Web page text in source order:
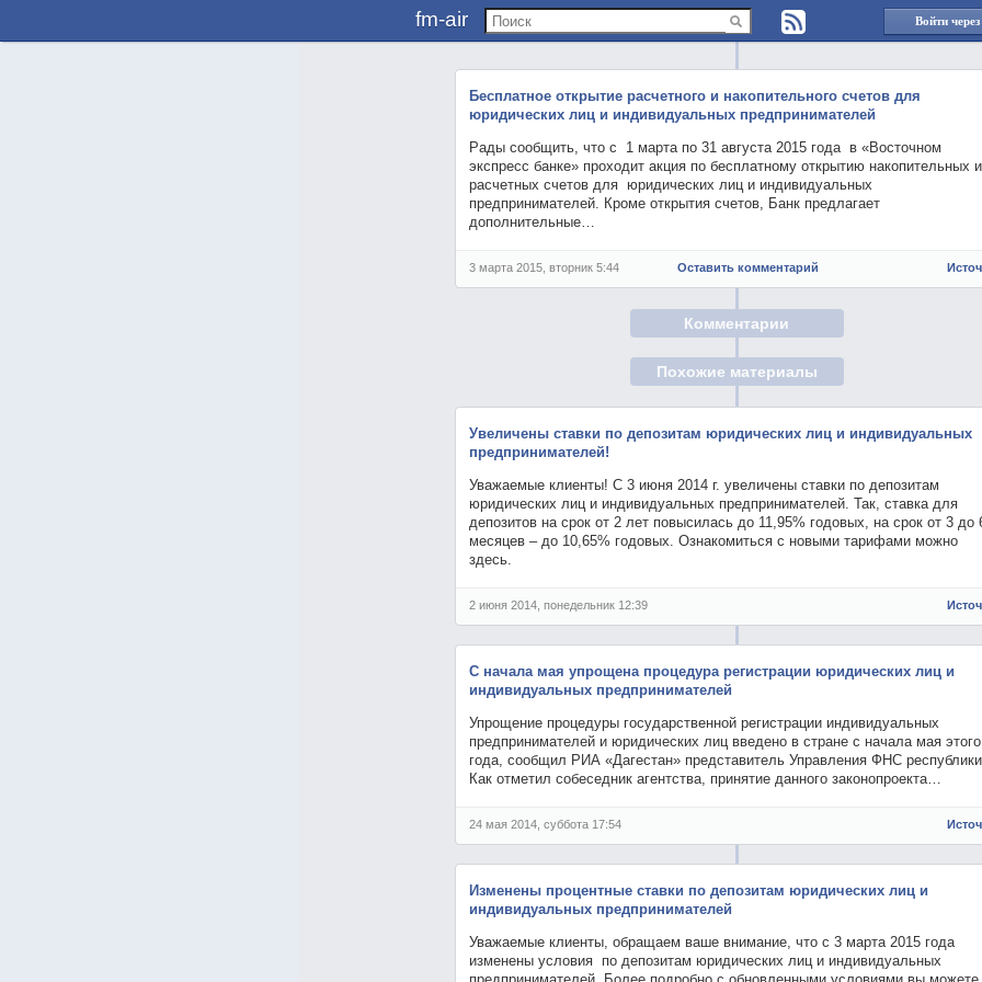
fm-air Войти
Бесплатное открытие расчетного и накопительного счетов для
юридических лиц и индивидуальных предпринимателей
Рады сообщить, что с 1 марта по 31 августа 2015 года в «Восточном
экспресс банке» проходит акция по бесплатному открытию накопительных и
расчетных счетов для юридических лиц и индивидуальных
предпринимателей. Кроме открытия счетов, Банк предлагает
дополнительные…
3 марта 2015, вторник 5:44 Оставить комментарий
Комментарии
Похожие материалы
Увеличены ставки по депозитам юридических лиц и индивидуальных
предпринимателей!
Уважаемые клиенты! С 3 июня 2014 г. увеличены ставки по депозитам
юридических лиц и индивидуальных предпринимателей. Так, ставка для
депозитов на срок от 2 лет повысилась до 11,95% годовых, на срок от 3 до
месяцев – до 10,65% годовых. Ознакомиться с новыми тарифами можно
здесь.
2 июня 2014, понедельник 12:39
С начала мая упрощена процедура регистрации юридических лиц и
индивидуальных предпринимателей
Упрощение процедуры государственной регистрации индивидуальных
предпринимателей и юридических лиц введено в стране с начала мая этого
года, сообщил РИА «Дагестан» представитель Управления ФНС республики.
Как отметил собеседник агентства, принятие данного законопроекта…
24 мая 2014, суббота 17:54
Изменены процентные ставки по депозитам юридических лиц и
индивидуальных предпринимателей
Уважаемые клиенты, обращаем ваше внимание, что с 3 марта 2015 года
изменены условия по депозитам юридических лиц и индивидуальных